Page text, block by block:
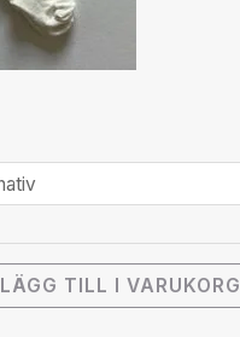
LÄGG TILL I VARUKORG